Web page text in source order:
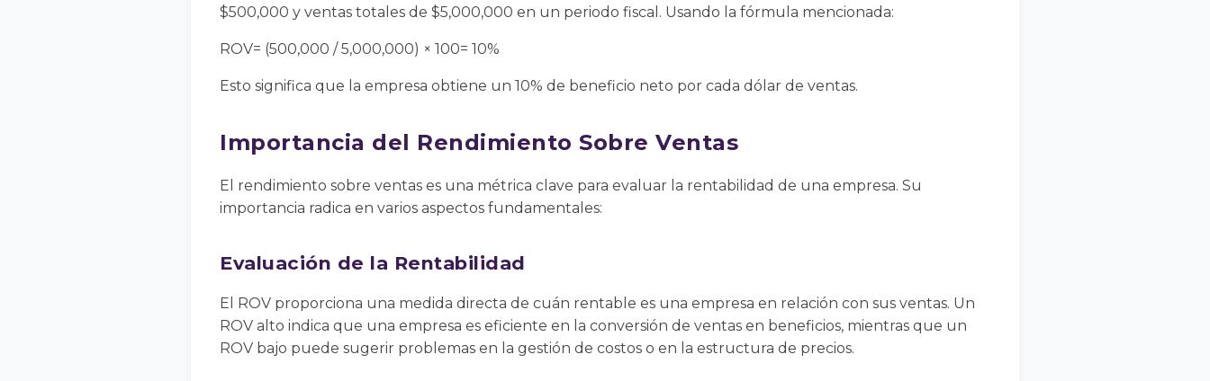
$500,000 y ventas totales de $5,000,000 en un periodo fiscal. Usando la fórmula mencionada:
ROV= (500,000 / 5,000,000) × 100= 10%
Esto significa que la empresa obtiene un 10% de beneficio neto por cada dólar de ventas.
Importancia del Rendimiento Sobre Ventas
El rendimiento sobre ventas es una métrica clave para evaluar la rentabilidad de una empresa. Su
importancia radica en varios aspectos fundamentales:
Evaluación de la Rentabilidad
El ROV proporciona una medida directa de cuán rentable es una empresa en relación con sus ventas. Un
ROV alto indica que una empresa es eficiente en la conversión de ventas en beneficios, mientras que un
ROV bajo puede sugerir problemas en la gestión de costos o en la estructura de precios.